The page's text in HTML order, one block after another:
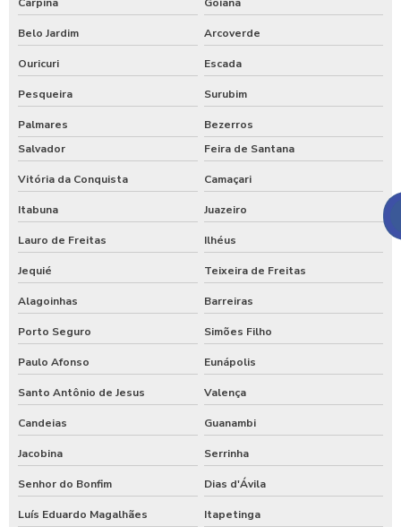
Belo Jardim Arcoverde
Ouricuri Escada
Pesqueira Surubim
Palmares
Bezerros
Salvador
Feira de Santana
Vitória da Conquista Camaçari
Itabuna Juazeiro
Lauro de Freitas Ilhéus
Jequié Teixeira de Freitas
Alagoinhas Barreiras
Porto Seguro Simões Filho
Paulo Afonso Eunápolis
Santo Antônio de Jesus Valença
Candeias Guanambi
Jacobina Serrinha
Senhor do Bonfim Dias d'Ávila
Luís Eduardo Magalhães Itapetinga